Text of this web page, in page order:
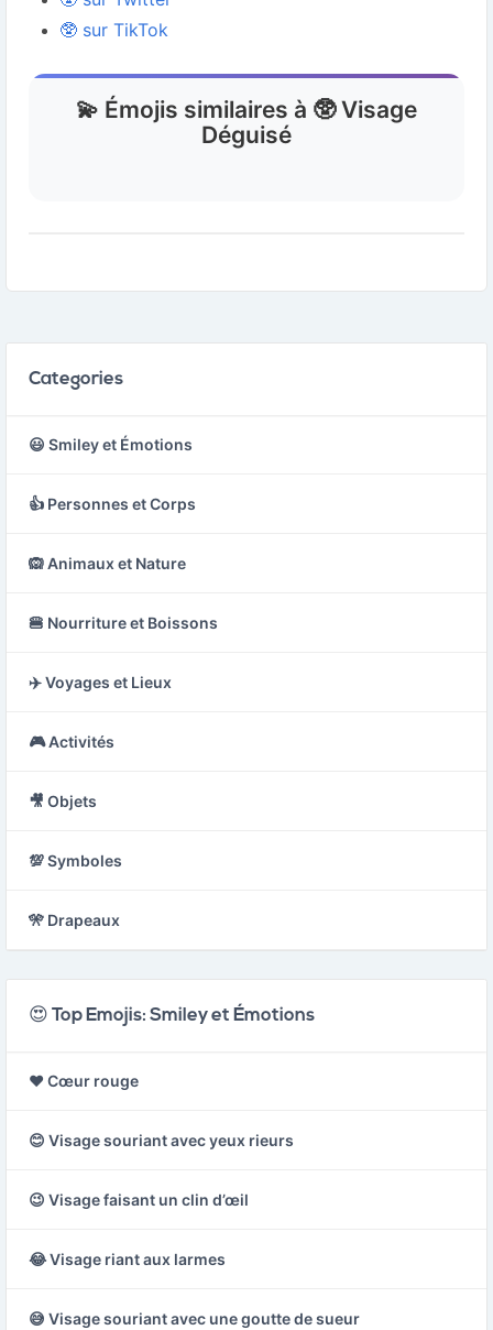
🥸 sur TikTok
💫 Émojis similaires à 🥸 Visage
Déguisé
Categories
😃 Smiley et Émotions
👍 Personnes et Corps
🙉 Animaux et Nature
🍔 Nourriture et Boissons
✈️ Voyages et Lieux
🎮 Activités
🎥 Objets
💯 Symboles
🎌 Drapeaux
😍 Top Emojis: Smiley et Émotions
❤️ Cœur rouge
😊 Visage souriant avec yeux rieurs
😉 Visage faisant un clin d’œil
😂 Visage riant aux larmes
😅 Visage souriant avec une goutte de sueur